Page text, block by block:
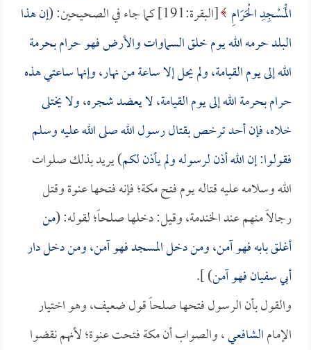
الْمَسْجِدِ الْحَرَامِ [البقرة:191] كما جاء في الصحيحين: (
إن هذا
البلد حرمه الله يوم خلق السماوات والأرض فهو حرام بحرمة
الله إلى يوم القيامة، ولم يحل إلا ساعة من نهار، وإنها ساعتي هذه
حرام بحرمة الله إلى يوم القيامة، لا يعضد شجره، ولا يختلى
خلاه، فإن أحد ترخص بقتال رسول الله صلى الله عليه وسلم
فقولوا: إن الله أذن لرسوله ولم يأذن لكم) يريد بذلك صلوات
الله وسلامه عليه قتاله يوم فتح مكة؛ فإنه فتحها عنوة وقتل
رجالاً منهم عند الخندمة، وقيل: دخلها صلحاً؛ لقوله: (من
أغلق بابه فهو آمن، ومن دخل المسجد فهو آمن، ومن دخل دار
أبي سفيانفهو آمن) ].
والقول بأن الرسول فتحها صلحاً قول ضعيف، وهو اختيار
الإمامالشافعي، والصواب أن مكة فتحت عنوة؛ لأنهم نقضوا